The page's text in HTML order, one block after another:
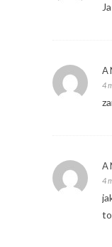
4
4